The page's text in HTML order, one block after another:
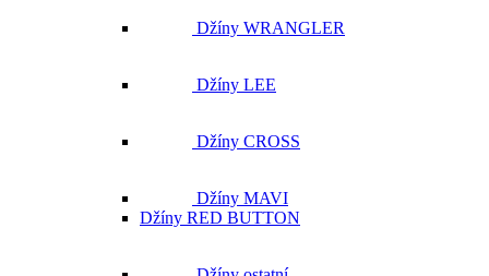
Džíny WRANGLER
Džíny LEE
Džíny CROSS
Džíny MAVI
Džíny RED BUTTON